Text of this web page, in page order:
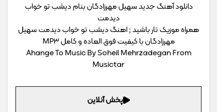
دانلود آهنگ جدید سهیل مهرزادگان بنام دیشب تو خواب
دیدمت
همراه موزیک تار باشید ; اهنگ دیشب تو خواب دیدمت سهیل
مهرزادگان با کیفیت فوق العاده و کامل MP3
Ahange To Music By Soheil Mehrzadegan From
Musictar
پخش آنلاین